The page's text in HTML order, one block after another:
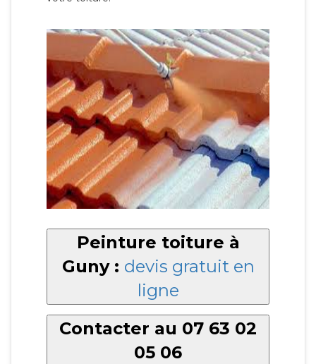
Peinture toiture à
Guny : devis gratuit en
ligne
Contacter au 07 63 02
05 06